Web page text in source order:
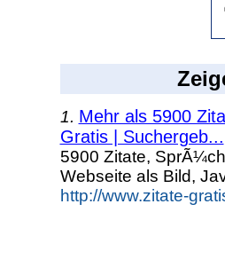
1. Mehr als 5900
Gratis | Suchergeb...
5900 Zitate,
Webseite als Bild,
http://www.zitate-